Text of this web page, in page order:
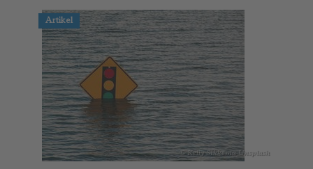
Artikel
© Kelly Sikkema_Unsplash